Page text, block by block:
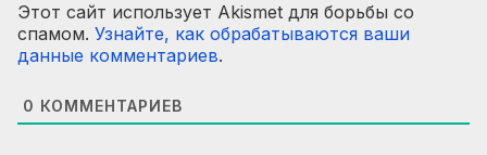
Этот сайт использует Akismet для борьбы со
спамом. Узнайте, как обрабатываются ваши
данные комментариев.
0 КОММЕНТАРИЕВ